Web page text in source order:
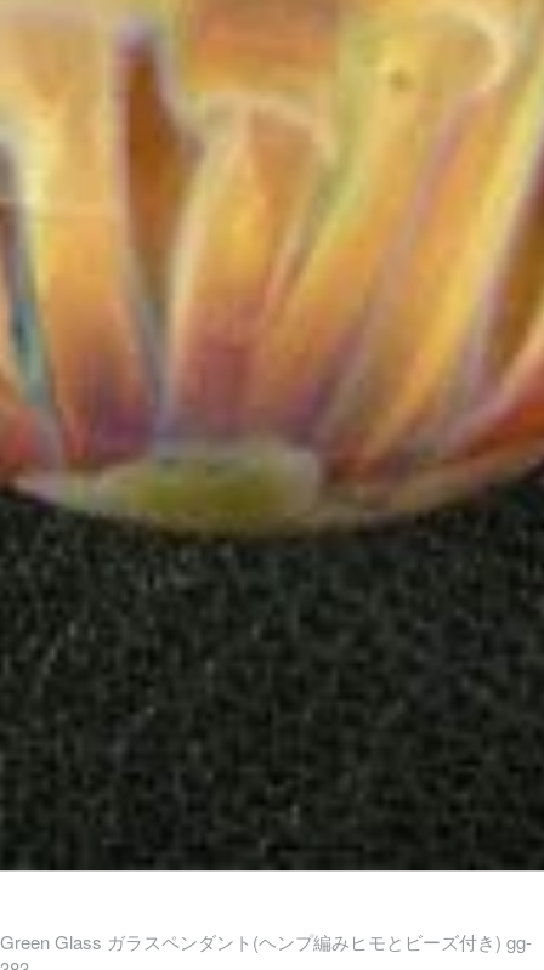
Green Glass ガラスペンダント(ヘンプ編みヒモとビーズ付き) gg-